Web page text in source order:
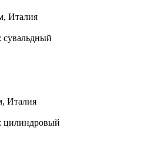
Италия
сувальдный
Италия
цилиндровый